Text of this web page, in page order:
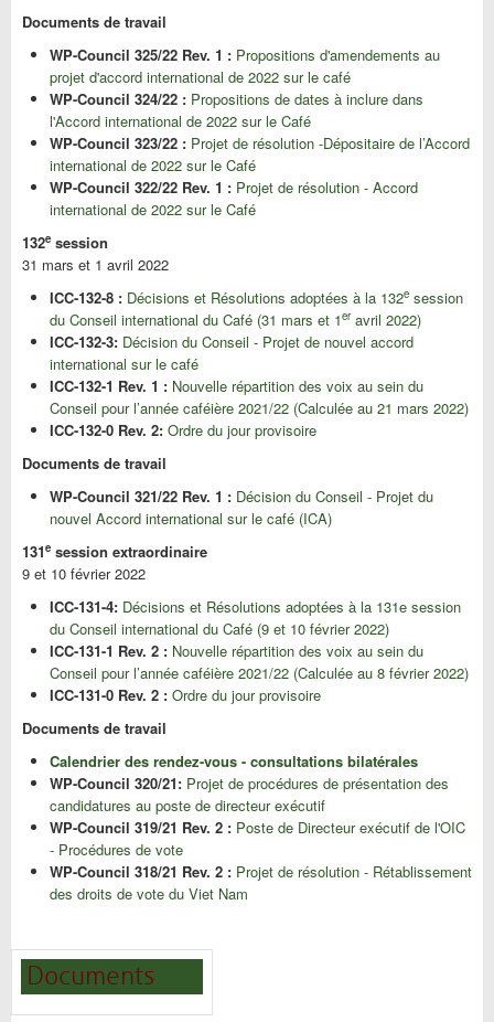
Documents de travail
WP-Council 325/22 Rev. 1 : Propositions d'amendements au
projet d'accord international de 2022 sur le café
WP-Council 324/22 : Propositions de dates à inclure dans
l'Accord international de 2022 sur le Café
WP-Council 323/22 : Projet de résolution -Dépositaire de l’Accord
international de 2022 sur le Café
WP-Council 322/22 Rev. 1 : Projet de résolution - Accord
international de 2022 sur le Café
132e session
31 mars et 1 avril 2022
ICC-132-8 : Décisions et Résolutions adoptées à la 132e session
du Conseil international du Café (31 mars et 1er avril 2022)
ICC-132-3: Décision du Conseil - Projet de nouvel accord
international sur le café
ICC-132-1 Rev. 1 : Nouvelle répartition des voix au sein du
Conseil pour l’année caféière 2021/22 (Calculée au 21 mars 2022)
ICC-132-0 Rev. 2: Ordre du jour provisoire
Documents de travail
WP-Council 321/22 Rev. 1 : Décision du Conseil - Projet du
nouvel Accord international sur le café (ICA)
131e session extraordinaire
9 et 10 février 2022
ICC-131-4: Décisions et Résolutions adoptées à la 131e session
du Conseil international du Café (9 et 10 février 2022)
ICC-131-1 Rev. 2 : Nouvelle répartition des voix au sein du
Conseil pour l’année caféière 2021/22 (Calculée au 8 février 2022)
ICC-131-0 Rev. 2 : Ordre du jour provisoire
Documents de travail
Calendrier des rendez-vous - consultations bilatérales
WP-Council 320/21: Projet de procédures de présentation des
candidatures au poste de directeur exécutif
WP-Council 319/21 Rev. 2 : Poste de Directeur exécutif de l'OIC
- Procédures de vote
WP-Council 318/21 Rev. 2 : Projet de résolution - Rétablissement
des droits de vote du Viet Nam
Documents